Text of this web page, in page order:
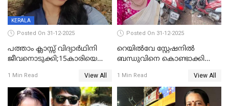
KERALA
Posted On 31-12-2025
പത്താം ക്ലാസ്സ് വിദ്യാര്‍ഥിനി
ജീവനൊടുക്കി;15കാരിയെ
കിടപ്പുമുറിയില്‍ തൂങ്ങി മരിച്ച
നിലയിൽ
1 Min Read View All
Posted On 31-12-2025
റെയിൽവേ സ്റ്റേഷനിൽ
ബന്ധുവിനെ കൊണ്ടാക്കി
ലോറി സ്കൂട്ടറിൽ ഇടിച്ചു :
യുവതിക്ക് ദാരുണാന്ത്യം
1 Min Read View All